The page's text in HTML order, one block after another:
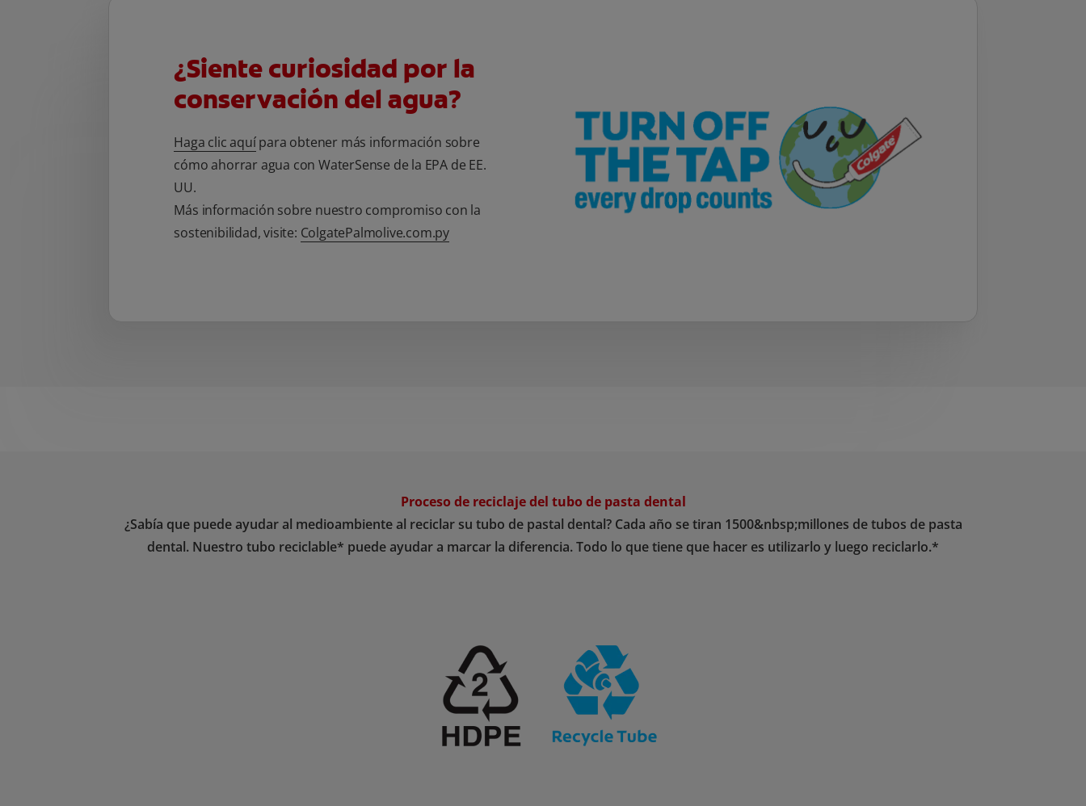
¿Siente curiosidad por la
conservación del agua?
Haga clic aquípara obtener más información sobre
cómo ahorrar agua con WaterSense de la EPA de EE.
UU.
Más información sobre nuestro compromiso con la
sostenibilidad, visite: ColgatePalmolive.com.py
Proceso de reciclaje del tubo de pasta dental
¿Sabía que puede ayudar al medioambiente al reciclar su tubo de pastal dental? Cada año se tiran 1500&nbsp;millones de tubos de pasta
dental. Nuestro tubo reciclable* puede ayudar a marcar la diferencia. Todo lo que tiene que hacer es utilizarlo y luego reciclarlo.*